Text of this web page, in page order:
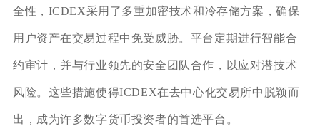
全性，ICDEX采用了多重加密技术和冷存储方案，确保
用户资产在交易过程中免受威胁。平台定期进行智能合
约审计，并与行业领先的安全团队合作，以应对潜技术
风险。这些措施使得ICDEX在去中心化交易所中脱颖而
出，成为许多数字货币投资者的首选平台。